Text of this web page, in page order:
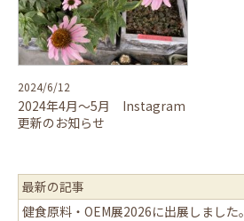
2024/6/12
2024年4月～5月 Instagram
更新のお知らせ
最新の記事
健食原料・OEM展2026に出展しました。